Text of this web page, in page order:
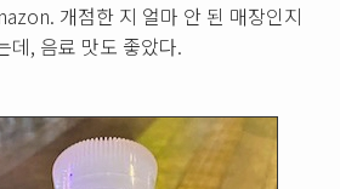
개점한 지 얼마 안 된 매장인지
데, 음료 맛도 좋았다.